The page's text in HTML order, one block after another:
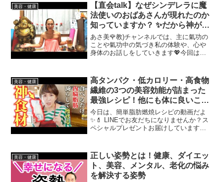
美容・健康
【直会talk】なぜシンデレラに魔
法使いのおばあさんが現れたのか
知っていますか？ ✨だから神が現
れ仏がます💖✨ シンクロも起こる
✨奇跡の秘訣✨そして師を選ぶこ
との大切さも💖
あさ美🌹教)チャンネルでは、主に氣功の
ことや氣功中の気づき私の体験や、心や
身体のお話しをしていきます💖今回は〇
するかのごとく、あらゆるところに同じ
ことが出てきていて、いつ...
美容・健康
高タンパク・低カロリー・高食物
繊維の3つの美容効能が詰まった
最強レシピ！他にも体に良いこと
がたくさん✨
今日は、簡単脂肪燃焼レシピの動画だよ
✨💄 LINEでお友だちになりませんか？ス
ペシャルプレゼントお届けしています✨
セカンドチャンネルでは、歳を重ねても
美しくあり続け...
美容・健康
正しい姿勢とは！健康、ダイエッ
ト、美容、メンタル、老化の悩み
を解決する姿勢